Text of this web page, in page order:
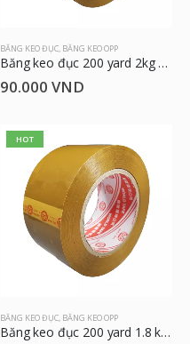
BĂNG KEO ĐỤC, BĂNG KEO OPP
Băng keo đục 200 yard 2kg 4.8cm
90.000 VND
HOT
BĂNG KEO ĐỤC, BĂNG KEO OPP
Băng keo đục 200 yard 1.8 kg 4.8cm